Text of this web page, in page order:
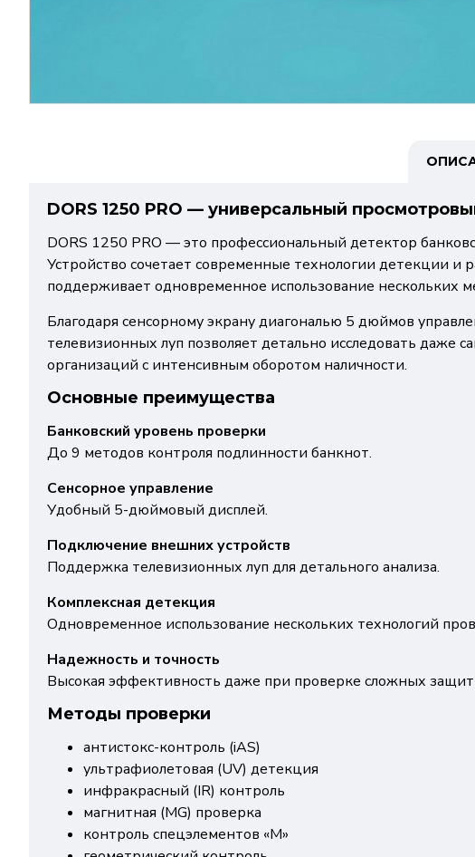
DORS 1250 PRO — универсальный
DORS 1250 PRO — это профессиональный детектор
Устройство сочетает современные технологии детекции
поддерживает одновременное использование нескольких
Благодаря сенсорному экрану диагональю 5 дюймов
телевизионных луп позволяет детально исследовать даже
организаций с интенсивным оборотом наличности.
Основные преимущества
Банковский уровень проверки
До 9 методов контроля подлинности банкнот.
Сенсорное управление
Удобный 5-дюймовый дисплей.
Подключение внешних устройств
Поддержка телевизионных луп для детального анализа.
Комплексная детекция
Одновременное использование нескольких технологий
Надежность и точность
Высокая эффективность даже при проверке сложных
Методы проверки
антистокс-контроль (iAS)
ультрафиолетовая (UV) детекция
инфракрасный (IR) контроль
магнитная (MG) проверка
контроль спецэлементов «М»